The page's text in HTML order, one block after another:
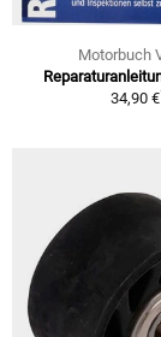
Motorbuch
34,90 €